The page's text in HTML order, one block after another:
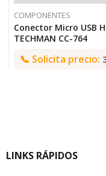
COMPONENTES
Conector Micro USB
TECHMAN CC-764
📞 Solicita precio:
LINKS RÁPIDOS